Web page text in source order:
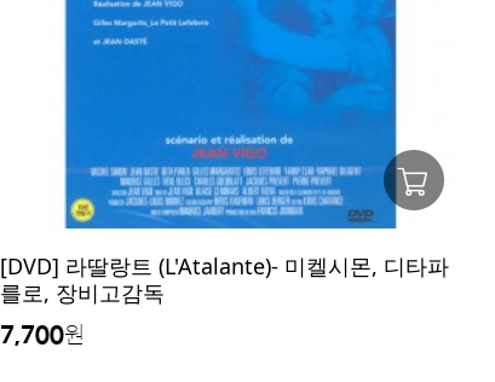
[DVD] 라딸랑트 (L'Atalante)- 미켈시몬, 디타파
를로, 장비고감독
7,700원